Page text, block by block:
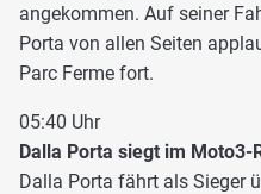
angekommen. Auf seiner
Porta von allen Seiten
Parc Ferme fort.
05:40 Uhr
Dalla Porta siegt im Moto3-
Dalla Porta fährt als Sieger